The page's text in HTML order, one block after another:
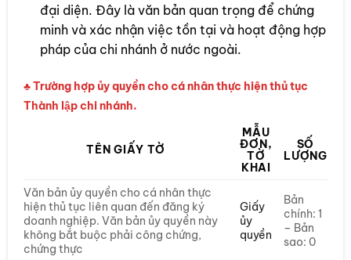
đại diện. Đây là văn bản quan trọng để chứng
minh và xác nhận việc tồn tại và hoạt động hợp
pháp của chi nhánh ở nước ngoài.
♣ Trường hợp ủy quyền cho cá nhân thực hiện thủ tục
Thành lập chi nhánh.
TÊN GIẤY TỜ
MẪU
ĐƠN,
TỜ
KHAI
SỐ
LƯỢNG
Văn bản ủy quyền cho cá nhân thực
hiện thủ tục liên quan đến đăng ký
doanh nghiệp. Văn bản ủy quyền này
không bắt buộc phải công chứng,
chứng thực
Giấy
ủy
quyền
Bản
chính: 1
– Bản
sao: 0